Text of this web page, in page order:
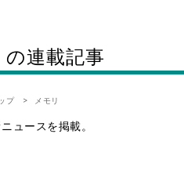
の連載記事
プ メモリ
ュースを掲載。